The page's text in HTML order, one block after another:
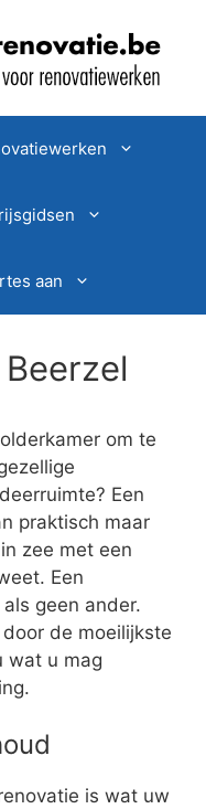
aan
om te
Een
praktisch maar
zee met een
Een
geen ander.
de moeilijkste
wat u mag
is wat uw